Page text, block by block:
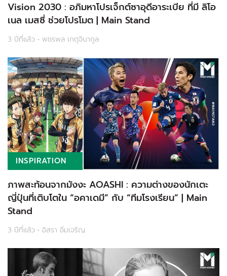
Vision 2030 : อภิมหาโปรเจ็กต์ซาอุดีอาระเบีย ที่มี ลิโอ
เนล เมสซี่ ช่วยโปรโมต | Main Stand
3 ปีที่แล้ว • พชรพล เกตุจินากูล
INSPIRATION
ภาพสะท้อนจากมังงะ AOASHI : ความต่างของนักเตะ
ญี่ปุ่นที่เติบโตใน “อคาเดมี” กับ “ทีมโรงเรียน” | Main
Stand
3 ปีที่แล้ว • อิสรา อิ่มเจริญ